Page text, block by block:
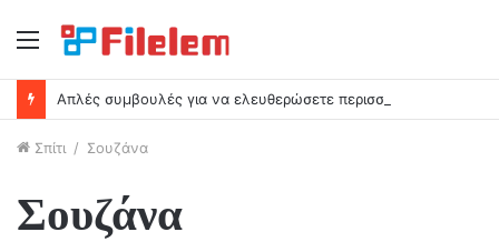
Μενού
Σπίτι / Σουζάνα
Σουζάνα